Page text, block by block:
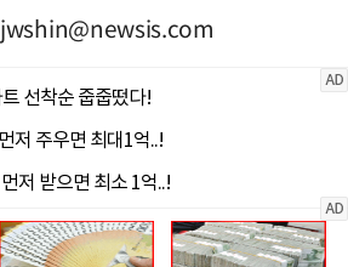
jwshin@newsis.com